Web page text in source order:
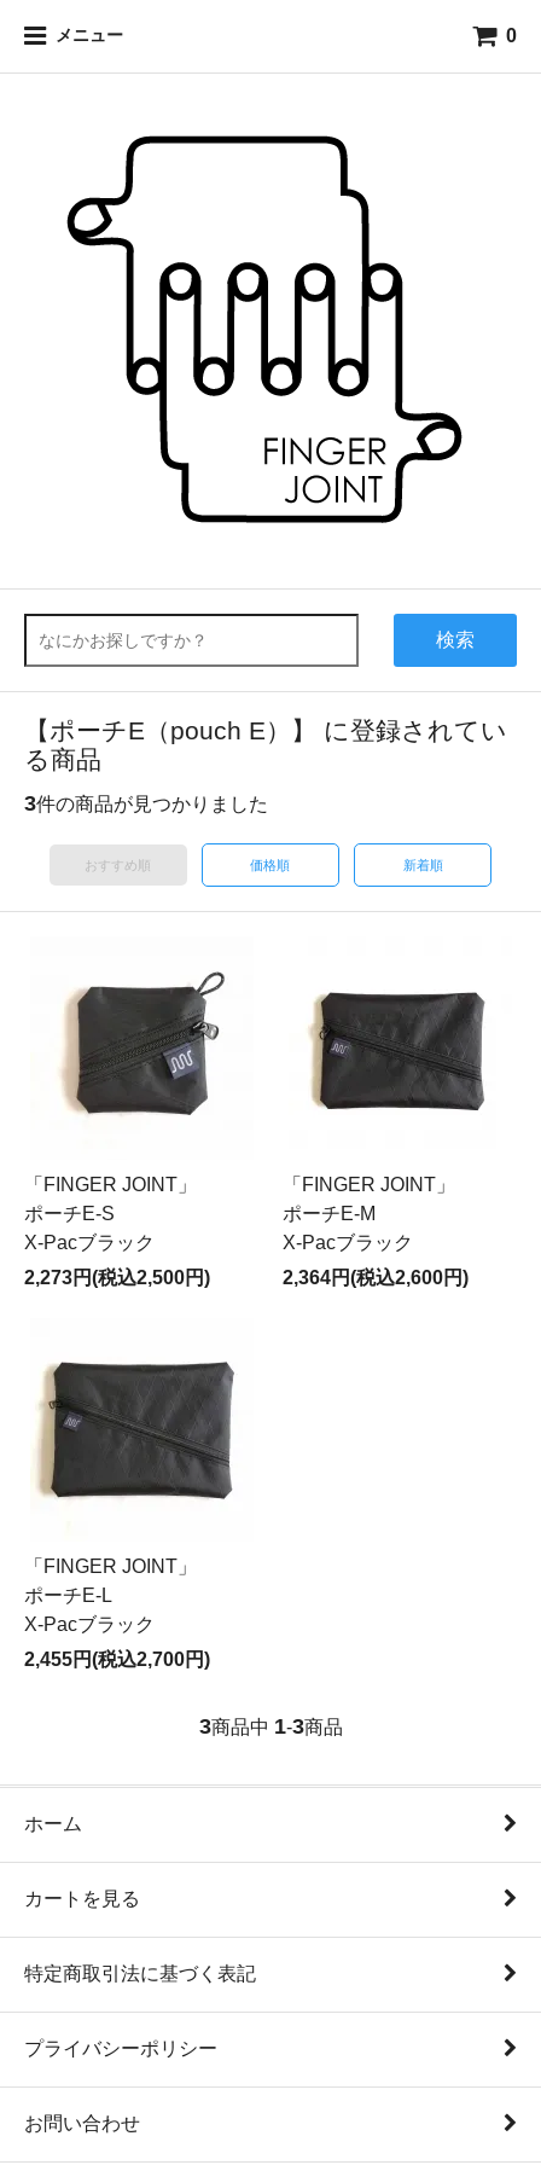
メニュー 0
検索
【ポーチE（pouch E）】 に登録されてい
る商品
3件の商品が見つかりました
おすすめ順 価格順 新着順
「FINGER JOINT」
ポーチE-S
X-Pacブラック
2,273円(税込2,500円)
「FINGER JOINT」
ポーチE-M
X-Pacブラック
2,364円(税込2,600円)
「FINGER JOINT」
ポーチE-L
X-Pacブラック
2,455円(税込2,700円)
3商品中 1-3商品
ホーム
カートを見る
特定商取引法に基づく表記
プライバシーポリシー
お問い合わせ